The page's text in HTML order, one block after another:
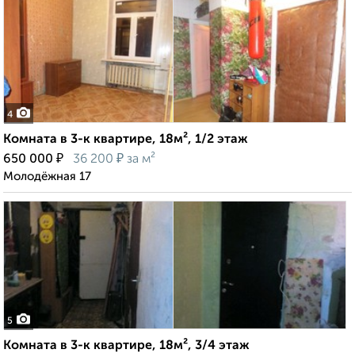
4
Комната в 3-к квартире, 18м², 1/2 этаж
650 000 ₽ 36 200 ₽ за м²
Молодёжная 17
5
Комната в 3-к квартире, 18м², 3/4 этаж